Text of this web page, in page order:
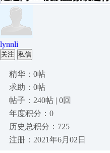
lynnli
关注 私信
精华：0帖
求助：0帖
帖子：240帖 | 0回
年度积分：0
历史总积分：725
注册：2021年6月02日